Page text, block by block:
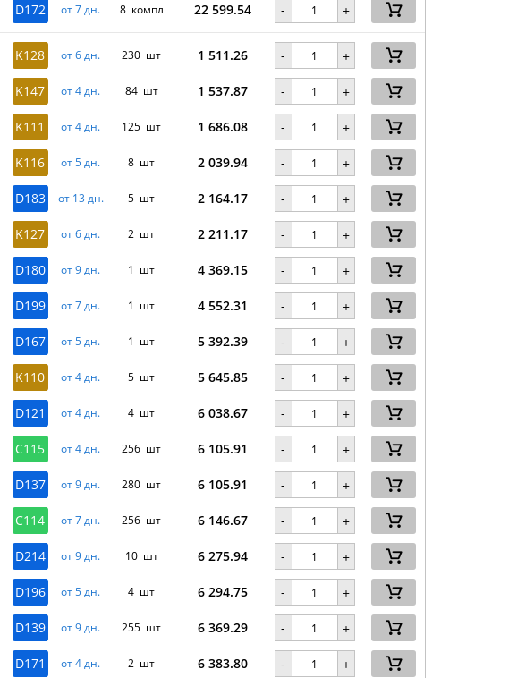
D172 от 7 дн. 8 компл 22 599.54 - +
K128 от 6 дн. 230 шт 1 511.26 - +
K147 от 4 дн. 84 шт 1 537.87 - +
K111 от 4 дн. 125 шт 1 686.08 - +
K116 от 5 дн. 8 шт 2 039.94 - +
D183 от 13 дн. 5 шт 2 164.17 - +
K127 от 6 дн. 2 шт 2 211.17 - +
D180 от 9 дн. 1 шт 4 369.15 - +
D199 от 7 дн. 1 шт 4 552.31 - +
D167 от 5 дн. 1 шт 5 392.39 - +
K110 от 4 дн. 5 шт 5 645.85 - +
D121 от 4 дн. 4 шт 6 038.67 - +
C115 от 4 дн. 256 шт 6 105.91 - +
D137 от 9 дн. 280 шт 6 105.91 - +
C114 от 7 дн. 256 шт 6 146.67 - +
D214 от 9 дн. 10 шт 6 275.94 - +
D196 от 5 дн. 4 шт 6 294.75 - +
D139 от 9 дн. 255 шт 6 369.29 - +
D171 от 4 дн. 2 шт 6 383.80 - +